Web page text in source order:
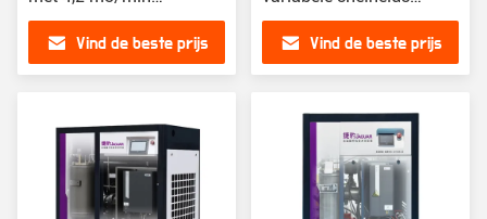
Luchtcapaciteit en 8 bar
Druk
Vind de beste prijs
aandrijving Schroef met
380v/3ph/50hz
capaciteit
Vind de beste prijs